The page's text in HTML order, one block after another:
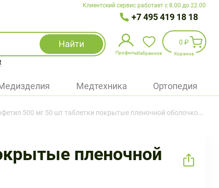
Клиентский сервис работает с 8.00 до 22.00
+7 495 419 18 18
Найти
Медицинская техника (приборы)
Профиль
Избранное
Войти
Избранное
0 ₽
Корзина
Медтехника Ортопедия
500 мг 50 шт таблетки покрытые пленочной оболочкой
пленочной